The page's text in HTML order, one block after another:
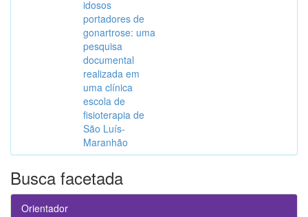
idosos
portadores de
gonartrose: uma
pesquisa
documental
realizada em
uma clínica
escola de
fisioterapia de
São Luís-
Maranhão
Busca facetada
Orientador